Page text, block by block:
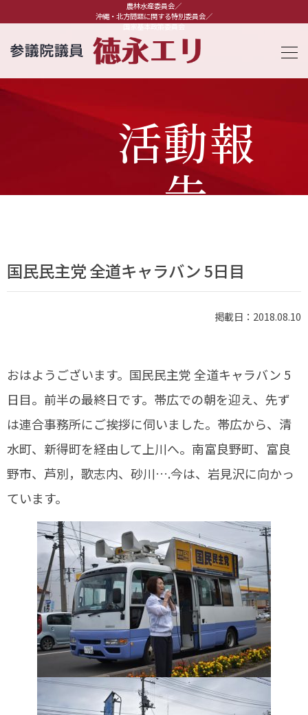
農林水産委員会／
沖縄・北方問題に関する特別委員会／
国家基本政策委員会
活動報
告
国民民主党 全道キャラバン 5日目
掲載日：2018.08.10
おはようございます。国民民主党 全道キャラバン 5
日目。前半の最終日です。帯広での朝を迎え、先ず
は連合事務所にご挨拶に伺いました。帯広から、清
水町、新得町を経由して上川へ。南富良野町、富良
野市、芦別，歌志内、砂川….今は、岩見沢に向かっ
ています。